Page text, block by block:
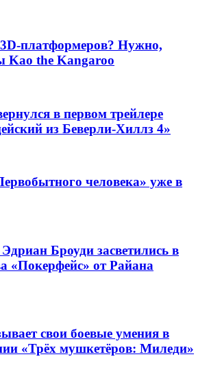
платформеров? Нужно,
Kao the Kangaroo
в первом трейлере
из Беверли-Хиллз 4»
человека» уже в
Броуди засветились в
«Покерфейс» от Райана
свои боевые умения в
«Трёх мушкетёров: Миледи»